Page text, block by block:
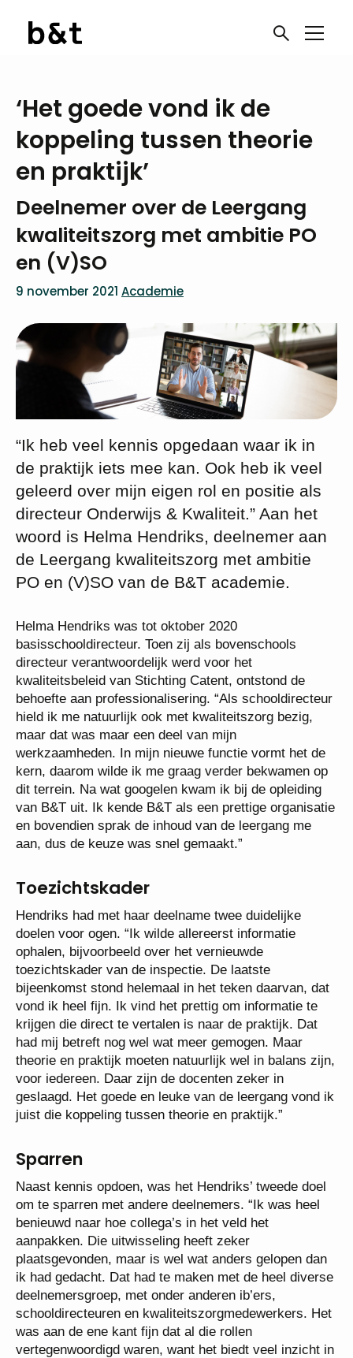
‘Het goede vond ik de
koppeling tussen theorie
en praktijk’
Deelnemer over de Leergang
kwaliteitszorg met ambitie PO
en (V)SO
9 november 2021 Academie
“Ik heb veel kennis opgedaan waar ik in
de praktijk iets mee kan. Ook heb ik veel
geleerd over mijn eigen rol en positie als
directeur Onderwijs & Kwaliteit.” Aan het
woord is Helma Hendriks, deelnemer aan
de Leergang kwaliteitszorg met ambitie
PO en (V)SO van de B&T academie.
Helma Hendriks was tot oktober 2020
basisschooldirecteur. Toen zij als bovenschools
directeur verantwoordelijk werd voor het
kwaliteitsbeleid van Stichting Catent, ontstond de
behoefte aan professionalisering. “Als schooldirecteur
hield ik me natuurlijk ook met kwaliteitszorg bezig,
maar dat was maar een deel van mijn
werkzaamheden. In mijn nieuwe functie vormt het de
kern, daarom wilde ik me graag verder bekwamen op
dit terrein. Na wat googelen kwam ik bij de opleiding
van B&T uit. Ik kende B&T als een prettige organisatie
en bovendien sprak de inhoud van de leergang me
aan, dus de keuze was snel gemaakt.”
Toezichtskader
Hendriks had met haar deelname twee duidelijke
doelen voor ogen. “Ik wilde allereerst informatie
ophalen, bijvoorbeeld over het vernieuwde
toezichtskader van de inspectie. De laatste
bijeenkomst stond helemaal in het teken daarvan, dat
vond ik heel fijn. Ik vind het prettig om informatie te
krijgen die direct te vertalen is naar de praktijk. Dat
had mij betreft nog wel wat meer gemogen. Maar
theorie en praktijk moeten natuurlijk wel in balans zijn,
voor iedereen. Daar zijn de docenten zeker in
geslaagd. Het goede en leuke van de leergang vond ik
juist die koppeling tussen theorie en praktijk.”
Sparren
Naast kennis opdoen, was het Hendriks’ tweede doel
om te sparren met andere deelnemers. “Ik was heel
benieuwd naar hoe collega’s in het veld het
aanpakken. Die uitwisseling heeft zeker
plaatsgevonden, maar is wel wat anders gelopen dan
ik had gedacht. Dat had te maken met de heel diverse
deelnemersgroep, met onder anderen ib’ers,
schooldirecteuren en kwaliteitszorgmedewerkers. Het
was aan de ene kant fijn dat al die rollen
vertegenwoordigd waren, want het biedt veel inzicht in